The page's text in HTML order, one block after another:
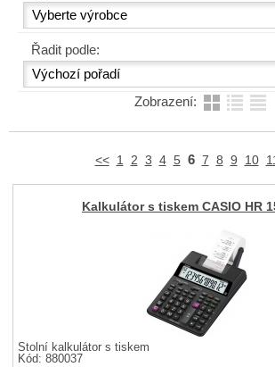
Řadit podle:
Zobrazení:
<< 1 2 3 4 5 6 7 8 9 10
Kalkulátor s tiskem CASIO HR
Stolní kalkulátor s tiskem
Kód: 880037